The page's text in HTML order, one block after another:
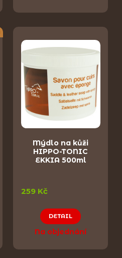
Mýdlo na kůži
HIPPO-TONIC
EKKIA 500ml
259 Kč
DETAIL
Na objednání